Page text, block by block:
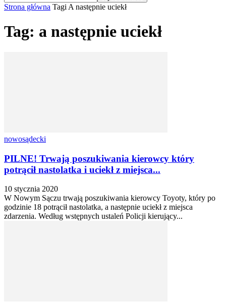
Strona główna Tagi A następnie uciekł
Tag: a następnie uciekł
nowosądecki
PILNE! Trwają poszukiwania kierowcy który
potrącił nastolatka i uciekł z miejsca...
10 stycznia 2020
W Nowym Sączu trwają poszukiwania kierowcy Toyoty, który po
godzinie 18 potrącił nastolatka, a następnie uciekł z miejsca
zdarzenia. Według wstępnych ustaleń Policji kierujący...